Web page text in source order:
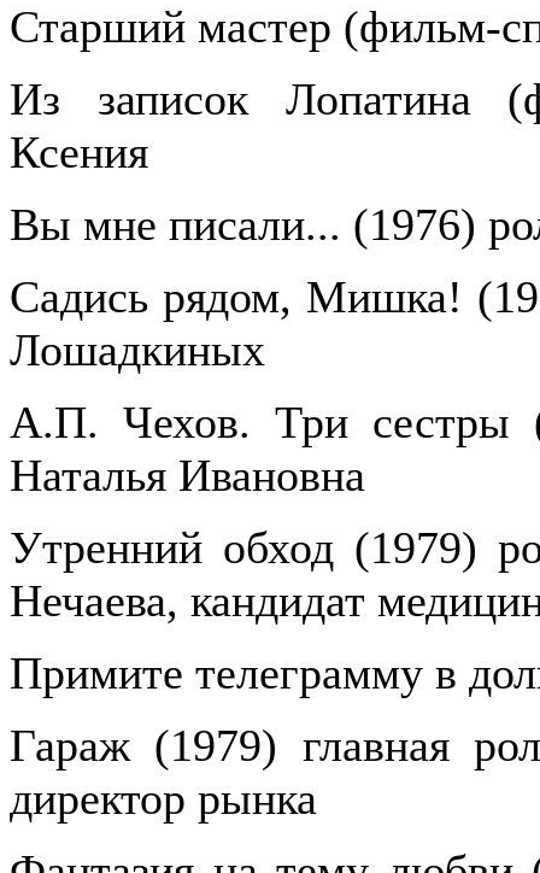
Старший мастер (фильм-
Из записок Лопатина
Ксения
Вы мне писали... (1976)
Садись рядом, Мишка!
Лошадкиных
А.П. Чехов. Три сестры
Наталья Ивановна
Утренний обход (1979)
Нечаева, кандидат
Примите телеграмму в
Гараж (1979) главная
директор рынка